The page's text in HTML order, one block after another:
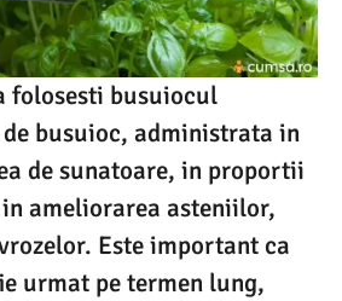
folosesti busuiocul
busuioc, administrata in
de sunatoare, in proportii
ameliorarea asteniilor,
Este important ca
urmat pe termen lung,